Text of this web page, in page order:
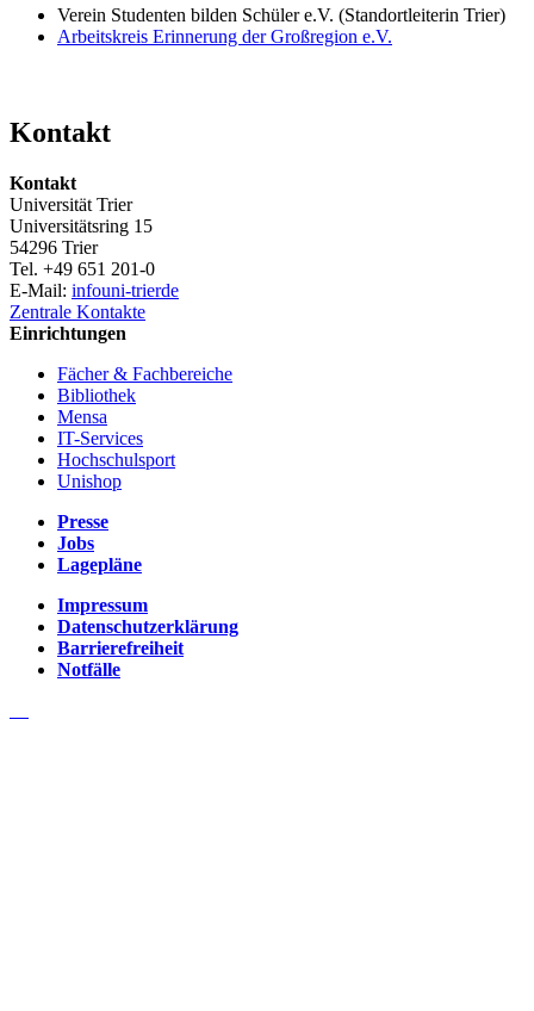
Verein Studenten bilden Schüler e.V. (Standortleiterin Trier)
Arbeitskreis Erinnerung der Großregion e.V.
Kontakt
Kontakt
Universität Trier
Universitätsring 15
54296 Trier
Tel. +49 651 201-0
E-Mail: infouni-trierde
Zentrale Kontakte
Einrichtungen
Fächer & Fachbereiche
Bibliothek
Mensa
IT-Services
Hochschulsport
Unishop
Presse
Jobs
Lagepläne
Impressum
Datenschutzerklärung
Barrierefreiheit
Notfälle